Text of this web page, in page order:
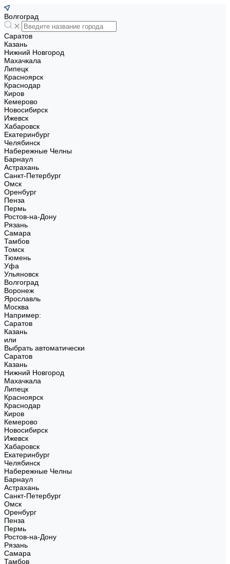
Волгоград
Саратов
Казань
Нижний Новгород
Махачкала
Липецк
Красноярск
Краснодар
Киров
Кемерово
Новосибирск
Ижевск
Хабаровск
Екатеринбург
Челябинск
Набережные Челны
Барнаул
Астрахань
Санкт-Петербург
Омск
Оренбург
Пенза
Пермь
Ростов-на-Дону
Рязань
Самара
Тамбов
Томск
Тюмень
Уфа
Ульяновск
Волгоград
Воронеж
Ярославль
Москва
Например:
Саратов
Казань
или
Выбрать автоматически
Саратов
Казань
Нижний Новгород
Махачкала
Липецк
Красноярск
Краснодар
Киров
Кемерово
Новосибирск
Ижевск
Хабаровск
Екатеринбург
Челябинск
Набережные Челны
Барнаул
Астрахань
Санкт-Петербург
Омск
Оренбург
Пенза
Пермь
Ростов-на-Дону
Рязань
Самара
Тамбов